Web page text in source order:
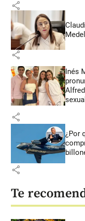
share
share
Inés
share
¿Por
share
Te